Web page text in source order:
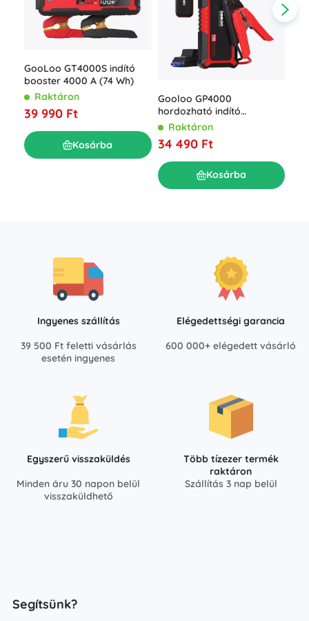
GooLoo GT4000S indító
booster 4000 A (74 Wh)
Raktáron
39 990 Ft
Kosárba
Gooloo GP4000
hordozható indító
akkumulátor 74 Wh
Raktáron
34 490 Ft
Kosárba
Ingyenes szállítás
39 500 Ft feletti vásárlás
esetén ingyenes
Elégedettségi garancia
600 000+ elégedett vásárló
Egyszerű visszaküldés
Minden áru 30 napon belül
visszaküldhető
Több tízezer termék
raktáron
Szállítás 3 nap belül
Segítsünk?